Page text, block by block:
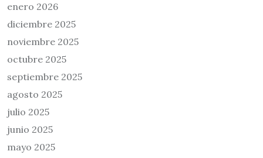
enero 2026
diciembre 2025
noviembre 2025
octubre 2025
septiembre 2025
agosto 2025
julio 2025
junio 2025
mayo 2025